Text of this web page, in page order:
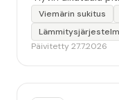
Viemärin sukitus
Päivitetty 27.7.2026